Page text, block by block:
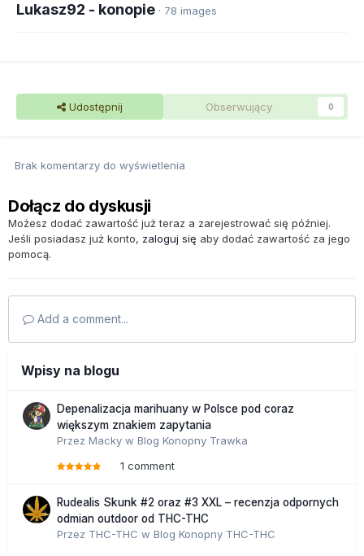
Lukasz92 - konopie · 78 images
Udostępnij Obserwujący 0
Brak komentarzy do wyświetlenia
Dołącz do dyskusji
Możesz dodać zawartość już teraz a zarejestrować się później.
Jeśli posiadasz już konto, zaloguj się aby dodać zawartość za jego
pomocą.
Add a comment...
Wpisy na blogu
Depenalizacja marihuany w Polsce pod coraz
większym znakiem zapytania
Przez Macky w Blog Konopny Trawka
1 comment
Rudealis Skunk #2 oraz #3 XXL – recenzja odpornych
odmian outdoor od THC-THC
Przez THC-THC w Blog Konopny THC-THC